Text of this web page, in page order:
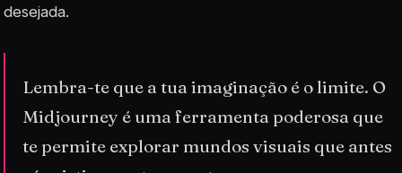
desejada.
Lembra-te que a tua imaginação é o limite. O
Midjourney é uma ferramenta poderosa que
te permite explorar mundos visuais que antes